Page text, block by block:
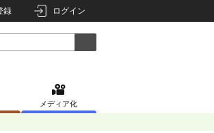
録 ログイン
メディア化